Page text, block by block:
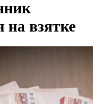
на взятке